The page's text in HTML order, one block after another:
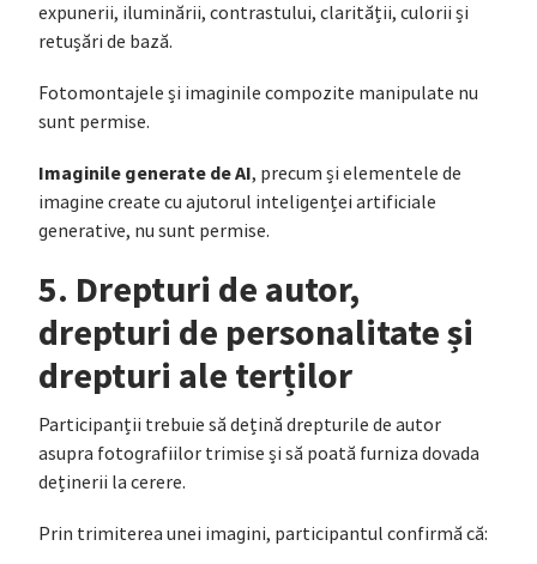
expunerii, iluminării, contrastului, clarității, culorii și
retușări de bază.
Fotomontajele și imaginile compozite manipulate nu
sunt permise.
Imaginile generate de AI, precum și elementele de
imagine create cu ajutorul inteligenței artificiale
generative, nu sunt permise.
5. Drepturi de autor,
drepturi de personalitate și
drepturi ale terților
Participanții trebuie să dețină drepturile de autor
asupra fotografiilor trimise și să poată furniza dovada
deținerii la cerere.
Prin trimiterea unei imagini, participantul confirmă că: